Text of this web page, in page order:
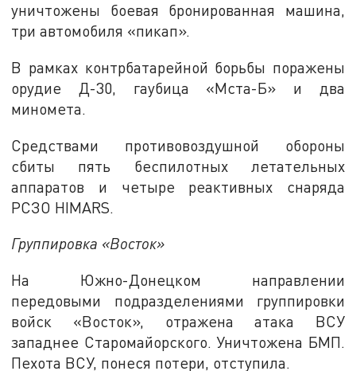
уничтожены боевая бронированная машина,
три автомобиля «пикап».
В рамках контрбатарейной борьбы поражены
орудие Д-30, гаубица «Мста-Б» и два
миномета.
Средствами противовоздушной обороны
сбиты пять беспилотных летательных
аппаратов и четыре реактивных снаряда
РСЗО HIMARS.
Группировка «Восток»
На Южно-Донецком направлении
передовыми подразделениями группировки
войск «Восток», отражена атака ВСУ
западнее Старомайорского. Уничтожена БМП.
Пехота ВСУ, понеся потери, отступила.